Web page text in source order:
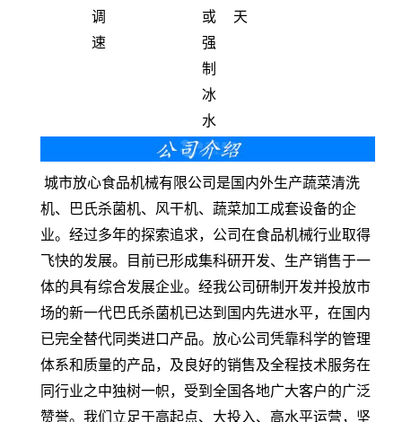
调
速
或
强
制
冰
水
天
城市放心食品机械有限公司是国内外生产蔬菜清洗
机、巴氏杀菌机、风干机、蔬菜加工成套设备的企
业。经过多年的探索追求，公司在食品机械行业取得
飞快的发展。目前已形成集科研开发、生产销售于一
体的具有综合发展企业。经我公司研制开发并投放市
场的新一代巴氏杀菌机已达到国内先进水平，在国内
已完全替代同类进口产品。放心公司凭靠科学的管理
体系和质量的产品，及良好的销售及全程技术服务在
同行业之中独树一帜，受到全国各地广大客户的广泛
赞誉。我们立足于高起点、大投入、高水平运营，坚